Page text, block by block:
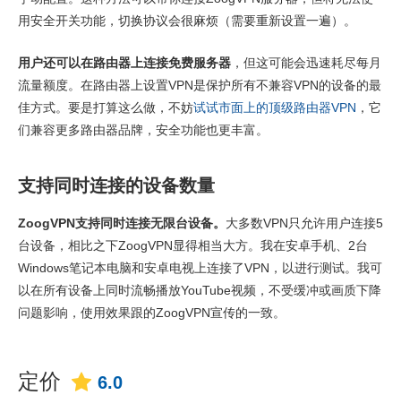
用安全开关功能，切换协议会很麻烦（需要重新设置一遍）。
用户还可以在路由器上连接免费服务器 ，但这可能会迅速耗尽每月
流量额度。在路由器上设置VPN是保护所有不兼容VPN的设备的最
佳方式。要是打算这么做，不妨试试市面上的顶级路由器VPN ，它
们兼容更多路由器品牌，安全功能也更丰富。
支持同时连接的设备数量
ZoogVPN支持同时连接无限台设备。 大多数VPN只允许用户连接5
台设备，相比之下ZoogVPN显得相当大方。我在安卓手机、2台
Windows笔记本电脑和安卓电视上连接了VPN，以进行测试。我可
以在所有设备上同时流畅播放YouTube视频，不受缓冲或画质下降
问题影响，使用效果跟的ZoogVPN宣传的一致。
定价 6.0